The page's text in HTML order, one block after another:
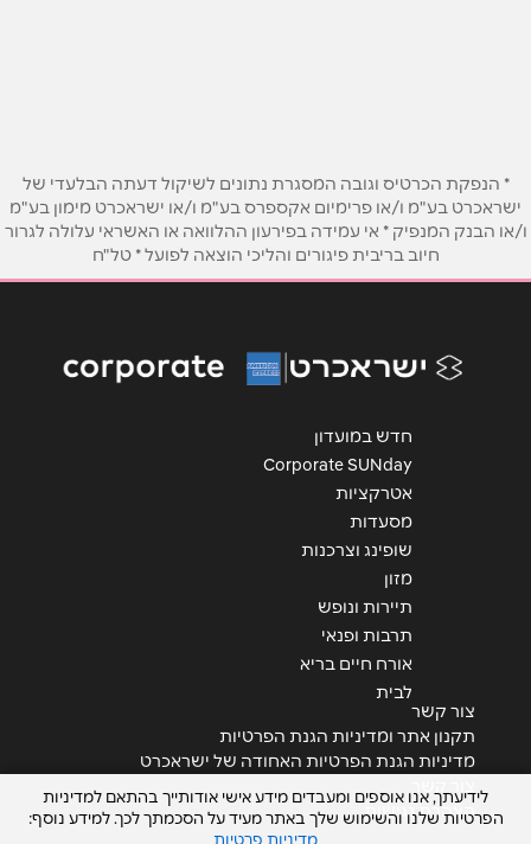
שם מלא*
טלפון*
אנא חזרו אלי בקשר ל...
הודעה*
* הנפקת הכרטיס וגובה המסגרת נתונים לשיקול דעתה הבלעדי של
ישראכרט בע"מ ו/או פרימיום אקספרס בע"מ ו/או ישראכרט מימון בע"מ
ו/או הבנק המנפיק * אי עמידה בפירעון ההלוואה או האשראי עלולה לגרור
חיוב בריבית פיגורים והליכי הוצאה לפועל * טל"ח
חדש במועדון
Corporate SUNday
אטרקציות
מסעדות
שופינג וצרכנות
מזון
תיירות ונופש
תרבות ופנאי
אורח חיים בריא
לבית
צור קשר
תקנון אתר ומדיניות הגנת הפרטיות
מדיניות הגנת הפרטיות האחודה של ישראכרט
הצהרת נגישות
לידיעתך, אנו אוספים ומעבדים מידע אישי אודותייך בהתאם למדיניות
הפרטיות שלנו והשימוש שלך באתר מעיד על הסכמתך לכך. למידע נוסף:
מדיניות פרטיות